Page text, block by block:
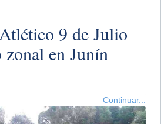
9 de Julio
en Junín
Continuar...